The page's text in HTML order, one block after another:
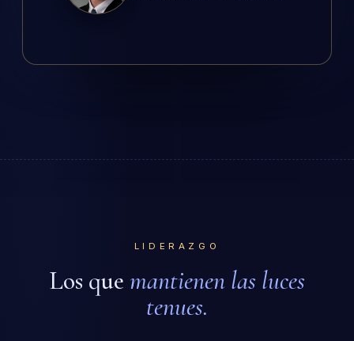
LIDERAZGO
Los que mantienen las luces
tenues.